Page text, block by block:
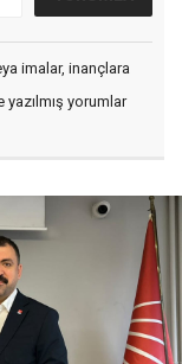
imalar, inançlara
yorumlar